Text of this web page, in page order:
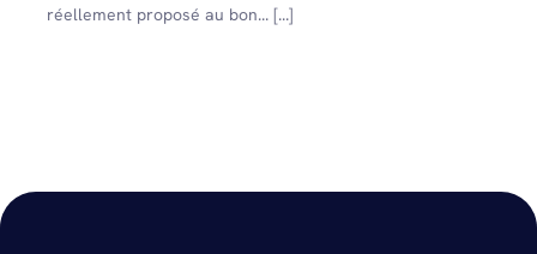
réellement proposé au bon... [...]